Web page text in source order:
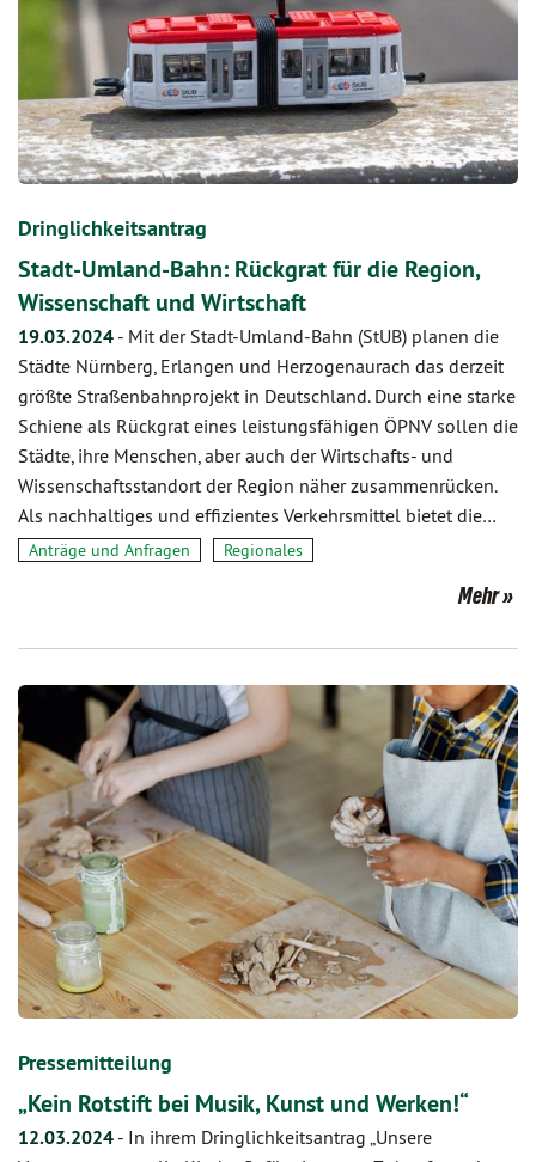
Dringlichkeitsantrag
Stadt-Umland-Bahn: Rückgrat für die Region,
Wissenschaft und Wirtschaft
19.03.2024 - Mit der Stadt-Umland-Bahn (StUB) planen die
Städte Nürnberg, Erlangen und Herzogenaurach das derzeit
größte Straßenbahnprojekt in Deutschland. Durch eine starke
Schiene als Rückgrat eines leistungsfähigen ÖPNV sollen die
Städte, ihre Menschen, aber auch der Wirtschafts- und
Wissenschaftsstandort der Region näher zusammenrücken.
Als nachhaltiges und effizientes Verkehrsmittel bietet die…
Anträge und Anfragen Regionales
Mehr
Pressemitteilung
„Kein Rotstift bei Musik, Kunst und Werken!“
12.03.2024 - In ihrem Dringlichkeitsantrag „Unsere